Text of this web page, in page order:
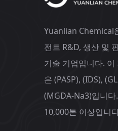
Yuanlian Chemical
전트 R&D, 생산 및
기술 기업입니다.
은 (PASP), (IDS),
(MGDA-Na3)입니
10,000톤 이상입니